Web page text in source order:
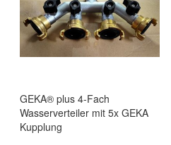
GEKA® plus 4-Fach
Wasserverteiler mit 5x GEKA
Kupplung